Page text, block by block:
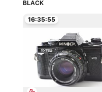
BLACK
16:35:54